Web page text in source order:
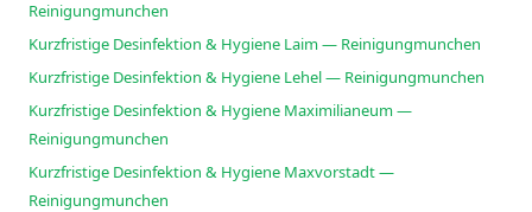
Reinigungmunchen
Kurzfristige Desinfektion & Hygiene Laim — Reinigungmunchen
Kurzfristige Desinfektion & Hygiene Lehel — Reinigungmunchen
Kurzfristige Desinfektion & Hygiene Maximilianeum —
Reinigungmunchen
Kurzfristige Desinfektion & Hygiene Maxvorstadt —
Reinigungmunchen